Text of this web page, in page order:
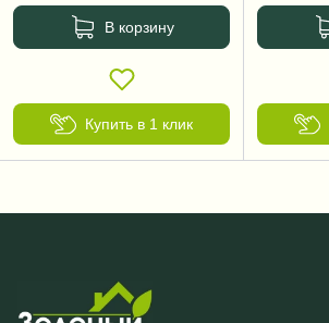
В корзину
Купить в 1 клик